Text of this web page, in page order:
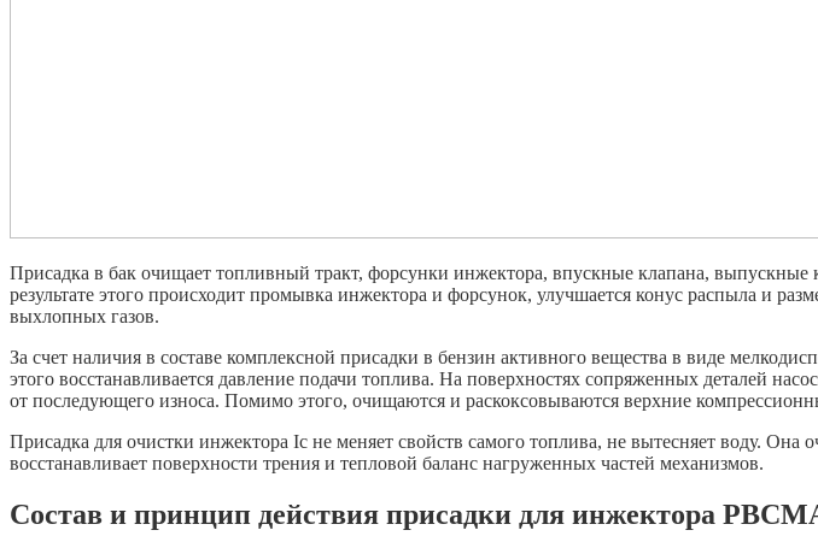
Присадка в бак очищает топливный тракт, форсунки инжектора, впускные клапана,
результате этого происходит промывка инжектора и форсунок, улучшается конус распыла и
выхлопных газов.
За счет наличия в составе комплексной присадки в бензин активного вещества в виде
этого восстанавливается давление подачи топлива. На поверхностях сопряженных деталей
от последующего износа. Помимо этого, очищаются и раскоксовываются верхние
Присадка для очистки инжектора Iс не меняет свойств самого топлива, не вытесняет воду.
восстанавливает поверхности трения и тепловой баланс нагруженных частей механизмов.
Состав и принцип действия присадки для инжектора